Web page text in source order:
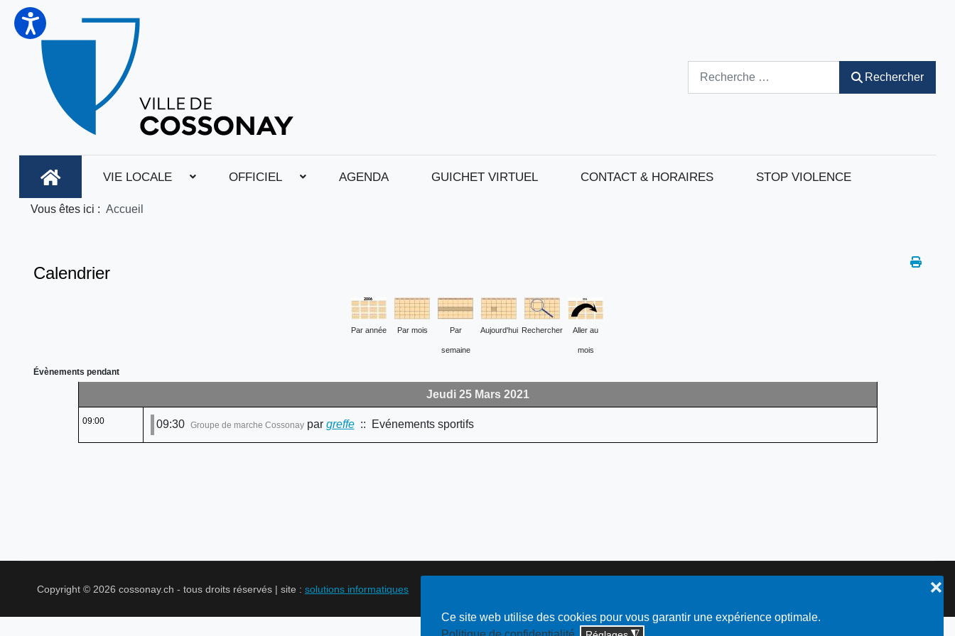
Ce site web utilise des cookies pour vous garantir une expérience optimale.
❌
Rechercher
VIE LOCALE OFFICIEL AGENDA GUICHET VIRTUEL CONTACT & HORAIRES STOP VIOLENCE
Vous êtes ici : Accueil
Calendrier
Par année Par mois Par
semaine
Aujourd'hui Rechercher Aller au
mois
Évènements pendant
Jeudi 25 Mars 2021
09:00 09:30 Groupe de marche Cossonaypar greffe:: Evénements sportifs
Copyright © 2026 cossonay.ch - tous droits réservés | site : solutions informatiques